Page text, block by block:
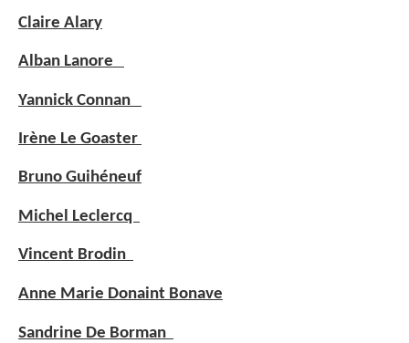
Claire Alary
Alban Lanore
Yannick Connan
Irène Le Goaster
Bruno Guihéneuf
Michel Leclercq
Vincent Brodin
Anne Marie Donaint Bonave
Sandrine De Borman